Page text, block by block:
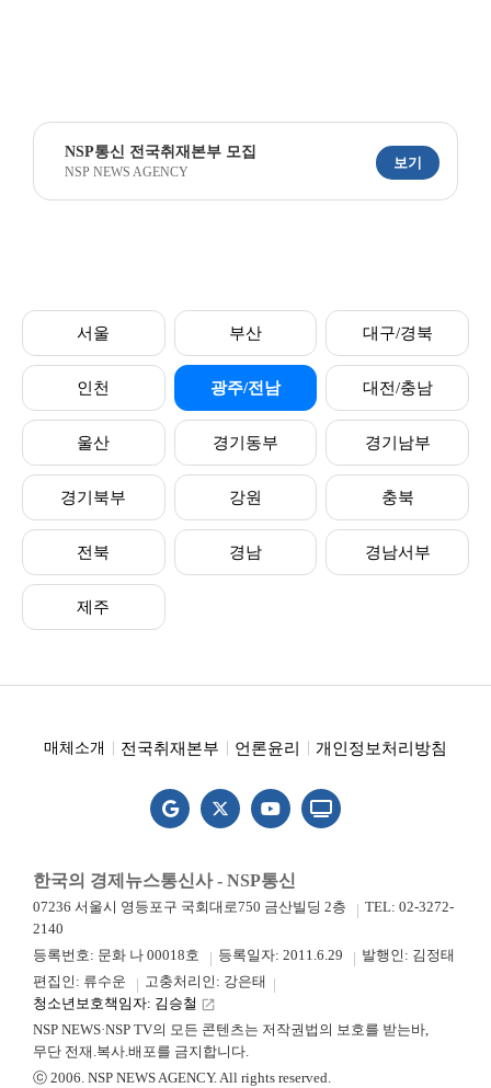
NSP통신 전국취재본부 모집
NSP NEWS AGENCY
보기
서울 부산 대구/경북
인천 광주/전남 대전/충남
울산 경기동부 경기남부
경기북부 강원 충북
전북 경남 경남서부
제주
매체소개 전국취재본부 언론윤리 개인정보처리방침
한국의 경제뉴스통신사 - NSP통신
07236 서울시 영등포구 국회대로750 금산빌딩 2층
TEL: 02-3272-
2140
등록번호: 문화 나 00018호
등록일자: 2011.6.29
발행인: 김정태
편집인: 류수운
고충처리인: 강은태
청소년보호책임자: 김승철 launch
NSP NEWS·NSP TV의 모든 콘텐츠는 저작권법의 보호를 받는바,
무단 전재.복사.배포를 금지합니다.
ⓒ 2006. NSP NEWS AGENCY. All rights reserved.